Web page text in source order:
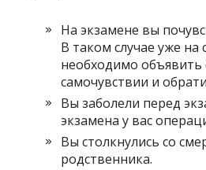
На экзамене вы
В таком случае уже на
необходимо объявить
самочувствии и
Вы заболели перед
экзамена у вас
Вы столкнулись со
родственника.